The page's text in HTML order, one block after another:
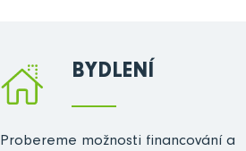
BYDLENÍ
Probereme možnosti financování a